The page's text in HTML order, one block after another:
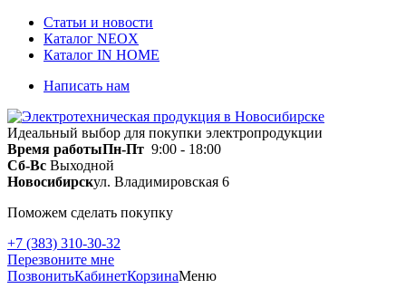
Статьи и новости
Каталог NEOX
Каталог IN HOME
Написать нам
Идеальный выбор для покупки электропродукции
Время работыПн-Пт 9:00 - 18:00
Сб-Вс Выходной
Новосибирскул. Владимировская 6
Поможем сделать покупку
+7 (383) 310-30-32
Перезвоните мне
ПозвонитьКабинетКорзинаМеню